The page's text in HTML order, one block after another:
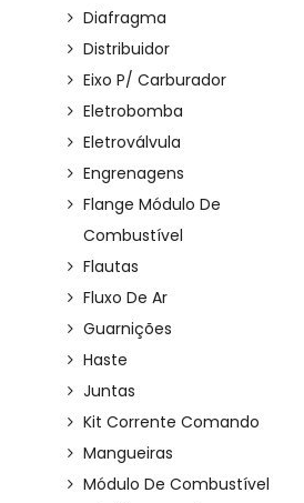
Diafragma
Distribuidor
Eixo P/ Carburador
Eletrobomba
Eletroválvula
Engrenagens
Flange Módulo De
Combustível
Flautas
Fluxo De Ar
Guarnições
Haste
Juntas
Kit Corrente Comando
Mangueiras
Módulo De Combustível